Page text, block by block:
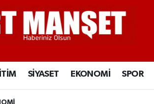
SİYASET EKONOMİ SPOR
Eczaneler
Vakitleri